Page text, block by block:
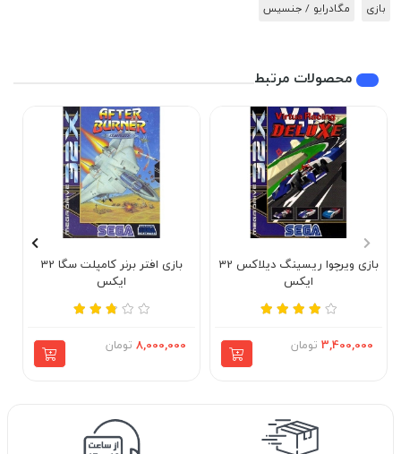
بازی مگادرایو / جنسیس
محصولات مرتبط
بازی ویرچوا ریسینگ دیلاکس 32
ایکس
3,400,000 تومان
بازی افتر برنر کامپلت سگا 32
ایکس
8,000,000 تومان